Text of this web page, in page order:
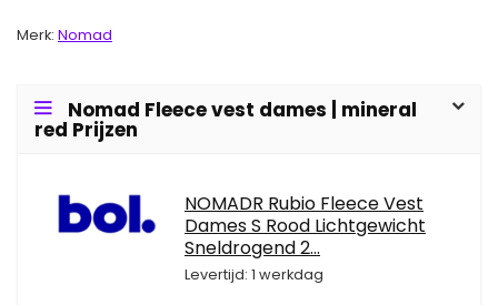
Merk: Nomad
Nomad Fleece vest dames | mineral
red Prijzen
NOMADR Rubio Fleece Vest
Dames S Rood Lichtgewicht
Sneldrogend 2...
Levertijd: 1 werkdag